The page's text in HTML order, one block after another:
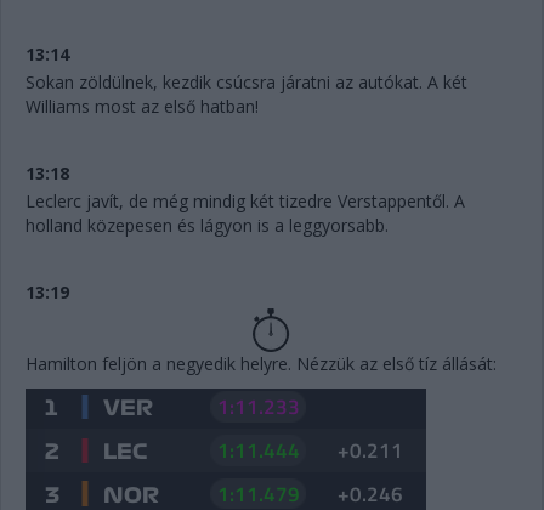
13:14
Sokan zöldülnek, kezdik csúcsra járatni az autókat. A két
Williams most az első hatban!
13:18
Leclerc javít, de még mindig két tizedre Verstappentől. A
holland közepesen és lágyon is a leggyorsabb.
13:19
Hamilton feljön a negyedik helyre. Nézzük az első tíz állását: